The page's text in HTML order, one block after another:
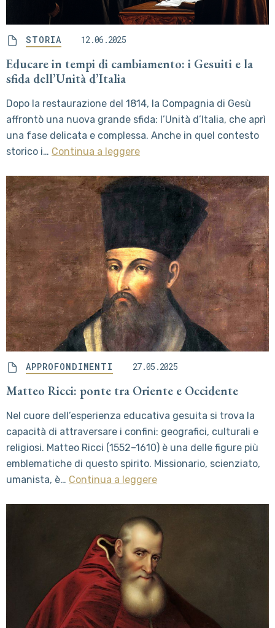
STORIA 12.06.2025
Educare in tempi di cambiamento: i Gesuiti e la
sfida dell’Unità d’Italia
Dopo la restaurazione del 1814, la Compagnia di Gesù
affrontò una nuova grande sfida: l’Unità d’Italia, che aprì
una fase delicata e complessa. Anche in quel contesto
storico i… Continua a leggere
APPROFONDIMENTI 27.05.2025
Matteo Ricci: ponte tra Oriente e Occidente
Nel cuore dell’esperienza educativa gesuita si trova la
capacità di attraversare i confini: geografici, culturali e
religiosi. Matteo Ricci (1552–1610) è una delle figure più
emblematiche di questo spirito. Missionario, scienziato,
umanista, è… Continua a leggere